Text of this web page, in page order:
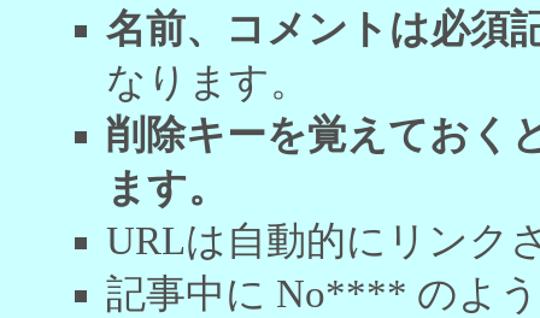
名前、コメントは必須
なります。
削除キーを覚えておく
ます。
URLは自動的にリンク
記事中に No**** のよ